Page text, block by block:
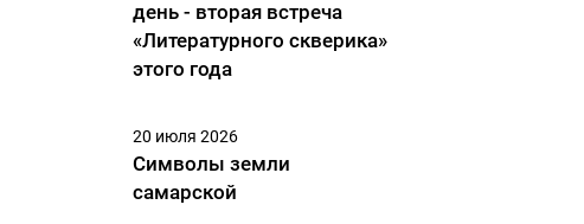
день - вторая встреча
«Литературного скверика»
этого года
20 июля 2026
Символы земли
самарской